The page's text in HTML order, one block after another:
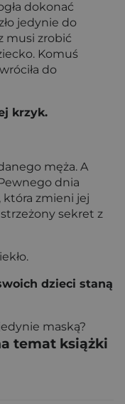
dokonać
jedynie do
musi zrobić
Komuś
do
krzyk.
męża. A
dnia
która zmieni jej
sekret z
dzieci staną
maską?
temat książki